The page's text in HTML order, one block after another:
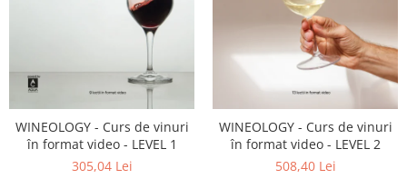
WINEOLOGY - Curs de vinuri
în format video - LEVEL 1
305,04 Lei
WINEOLOGY - Curs de vinuri
în format video - LEVEL 2
508,40 Lei